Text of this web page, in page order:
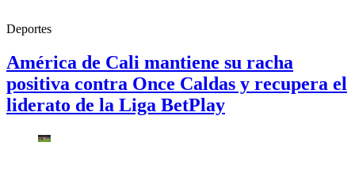
Deportes
América de Cali mantiene su racha
positiva contra Once Caldas y recupera el
liderato de la Liga BetPlay